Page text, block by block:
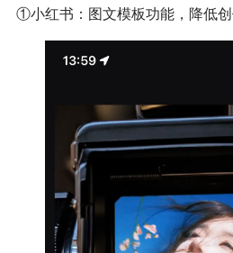
①小红书：图文模板功能，降低创